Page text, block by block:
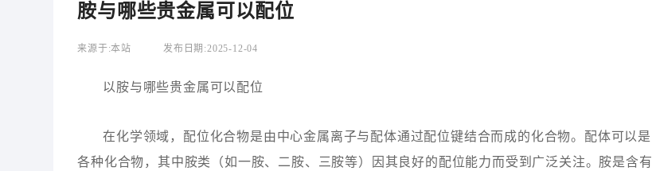
胺与哪些贵金属可以配位
来源于:本站 发布日期:2025-12-04
以胺与哪些贵金属可以配位
在化学领域，配位化合物是由中心金属离子与配体通过配位键结合而成的化合物。配体可以是
各种化合物，其中胺类（如一胺、二胺、三胺等）因其良好的配位能力而受到广泛关注。胺是含有